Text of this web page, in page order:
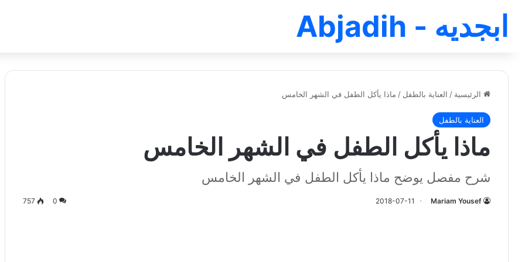
ابجديه - Abjadih
الرئيسية / العناية بالطفل / ماذا يأكل الطفل في الشهر الخامس
العناية بالطفل
ماذا يأكل الطفل في الشهر الخامس
شرح مفصل يوضح ماذا يأكل الطفل في الشهر الخامس
Mariam Yousef
2018-07-11
0
757